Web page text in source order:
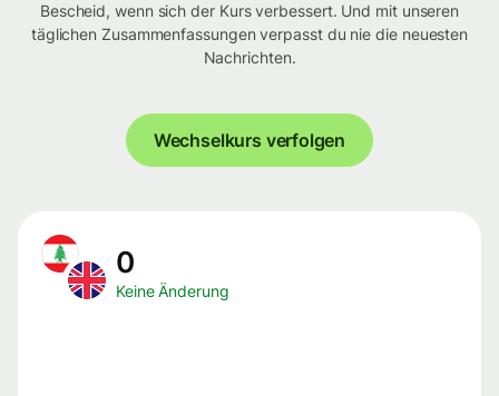
Bescheid, wenn sich der Kurs verbessert. Und mit unseren
täglichen Zusammenfassungen verpasst du nie die neuesten
Nachrichten.
Wechselkurs verfolgen
0
Keine Änderung